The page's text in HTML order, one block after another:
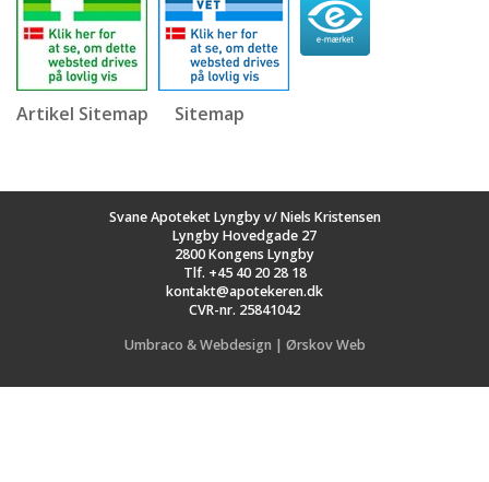
Artikel Sitemap Sitemap
Svane Apoteket Lyngby v/ Niels Kristensen
Lyngby Hovedgade 27
2800 Kongens Lyngby
Tlf. +45 40 20 28 18
kontakt@apotekeren.dk
CVR-nr. 25841042
Umbraco & Webdesign | Ørskov Web